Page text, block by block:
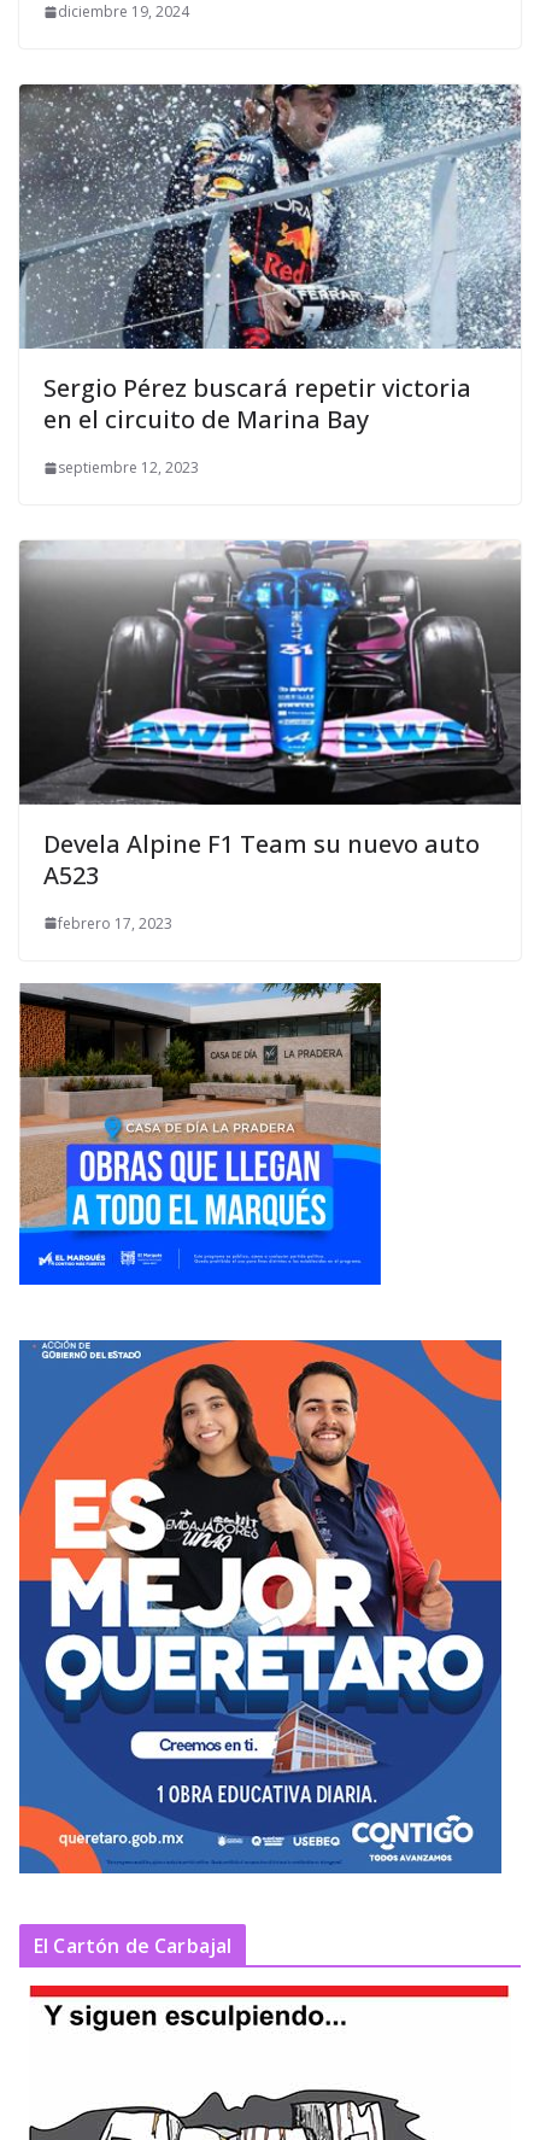
diciembre 19, 2024
Sergio Pérez buscará repetir victoria
en el circuito de Marina Bay
septiembre 12, 2023
Devela Alpine F1 Team su nuevo auto
A523
febrero 17, 2023
El Cartón de Carbajal